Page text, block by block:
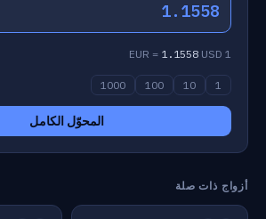
1.1558
1 EUR =
1.1558 USD
1
10
100
1000
المحوّل الكامل
أزواج ذات صلة